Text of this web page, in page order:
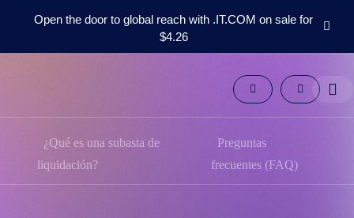
Open the door to global reach with .IT.COM on sale for
$4.26
Después
mercado
Herramientas
Recursos
¿Qué es una subasta de
liquidación?
Preguntas
frecuentes (FAQ)